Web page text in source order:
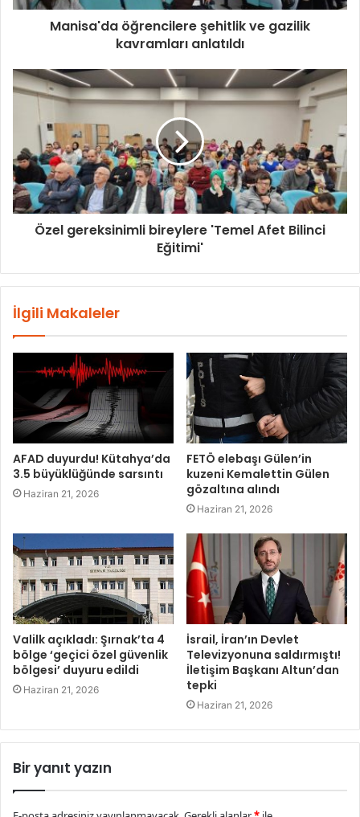
Manisa'da öğrencilere şehitlik ve gazilik
kavramları anlatıldı
Özel gereksinimli bireylere 'Temel Afet Bilinci
Eğitimi'
İlgili Makaleler
AFAD duyurdu! Kütahya’da
3.5 büyüklüğünde sarsıntı
Haziran 21, 2026
FETÖ elebaşı Gülen’in
kuzeni Kemalettin Gülen
gözaltına alındı
Haziran 21, 2026
Valilk açıkladı: Şırnak’ta 4
bölge ‘geçici özel güvenlik
bölgesi’ duyuru edildi
Haziran 21, 2026
İsrail, İran’ın Devlet
Televizyonuna saldırmıştı!
İletişim Başkanı Altun’dan
tepki
Haziran 21, 2026
Bir yanıt yazın